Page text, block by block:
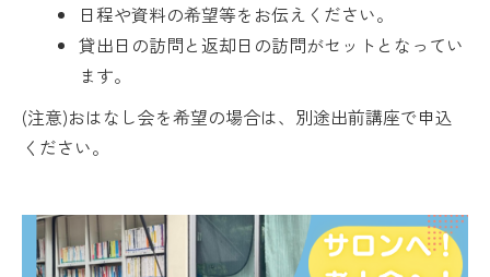
日程や資料の希望等をお伝えください。
貸出日の訪問と返却日の訪問がセットとなってい
ます。
(注意)おはなし会を希望の場合は、別途出前講座で申込
ください。